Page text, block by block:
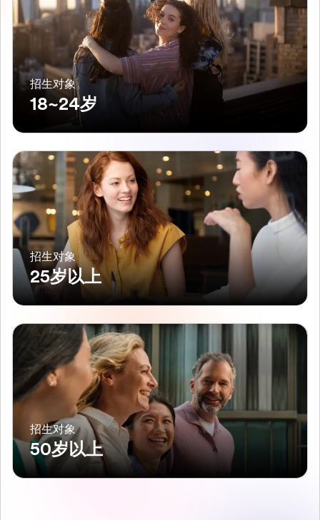
招生对象
18~24岁
招生对象
25岁以上
招生对象
50岁以上